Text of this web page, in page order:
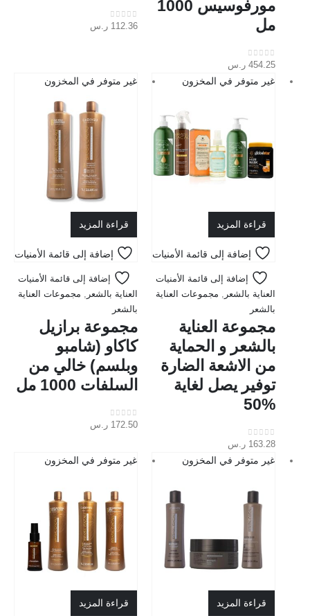
مورفوسيس 1000
مل
0
out of 5
454.25 ر.س
0
out of 5
112.36 ر.س
غير متوفر في المخزون
قراءة المزيد
إضافة إلى قائمة الأمنيات
إضافة إلى قائمة الأمنيات
العناية بالشعر
مجموعات العناية
بالشعر
مجموعة العناية
بالشعر و الحماية
من الاشعة الضارة
توفير يصل لغاية
%50
0
out of 5
163.28 ر.س
غير متوفر في المخزون
قراءة المزيد
إضافة إلى قائمة الأمنيات
إضافة إلى قائمة الأمنيات
العناية بالشعر
مجموعات العناية
بالشعر
مجموعة برازيل
كاكاو (شامبو
وبلسم) خالي من
السلفات 1000 مل
0
out of 5
172.50 ر.س
غير متوفر في المخزون
قراءة المزيد
غير متوفر في المخزون
قراءة المزيد